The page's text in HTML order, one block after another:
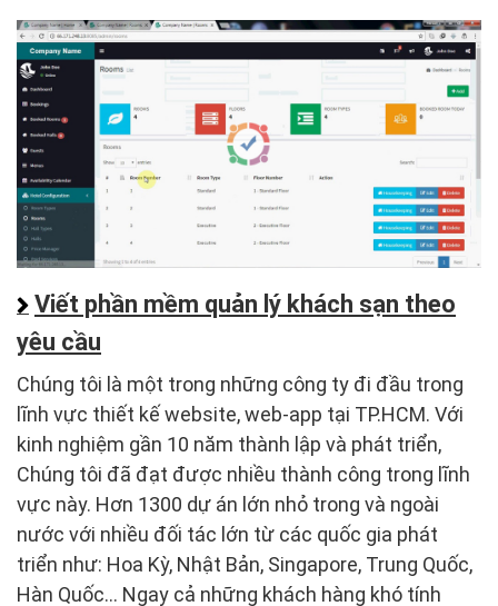
Viết phần mềm quản lý khách sạn theo
yêu cầu
Chúng tôi là một trong những công ty đi đầu trong
lĩnh vực thiết kế website, web-app tại TP.HCM. Với
kinh nghiệm gần 10 năm thành lập và phát triển,
Chúng tôi đã đạt được nhiều thành công trong lĩnh
vực này. Hơn 1300 dự án lớn nhỏ trong và ngoài
nước với nhiều đối tác lớn từ các quốc gia phát
triển như: Hoa Kỳ, Nhật Bản, Singapore, Trung Quốc,
Hàn Quốc… Ngay cả những khách hàng khó tính